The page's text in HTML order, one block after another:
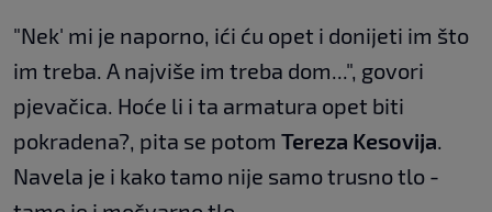
"Nek' mi je naporno, ići ću opet i donijeti im što
im treba. A najviše im treba dom...", govori
pjevačica. Hoće li i ta armatura opet biti
pokradena?, pita se potom Tereza Kesovija.
Navela je i kako tamo nije samo trusno tlo -